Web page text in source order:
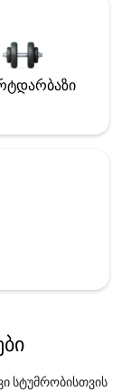
სტუმრობისთვის